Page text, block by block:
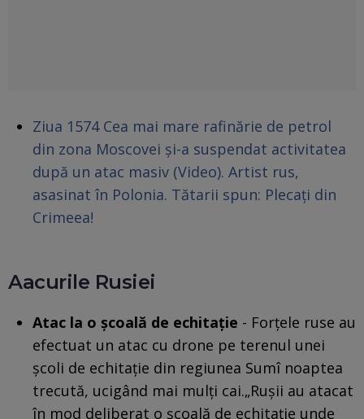
Ziua 1574 Cea mai mare rafinărie de petrol
din zona Moscovei și-a suspendat activitatea
după un atac masiv (Video). Artist rus,
asasinat în Polonia. Tătarii spun: Plecați din
Crimeea!
Aacurile Rusiei
Atac la o școală de echitație - Forțele ruse au
efectuat un atac cu drone pe terenul unei
școli de echitație din regiunea Sumî noaptea
trecută, ucigând mai mulți cai.„Rușii au atacat
în mod deliberat o școală de echitație unde